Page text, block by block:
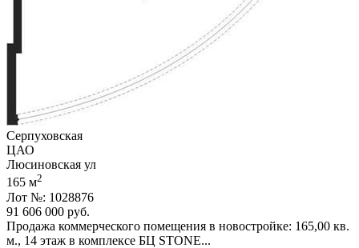
Серпуховская
ЦАО
Люсиновская ул
165 м2
Лот №: 1028876
91 606 000 руб.
Продажа коммерческого помещения в новостройке: 165,­00 кв.
м.,­ 14 этаж в комплексе БЦ STONE...